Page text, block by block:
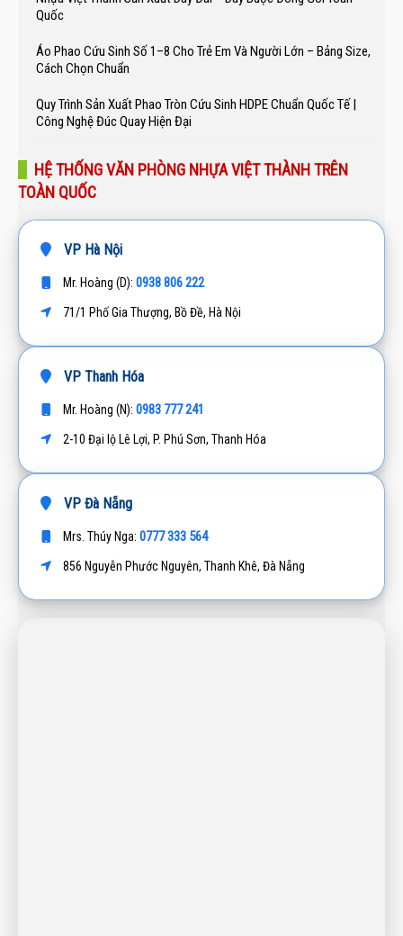
Quốc
Áo Phao Cứu Sinh Số 1–8 Cho Trẻ Em Và Người Lớn – Bảng Size,
Cách Chọn Chuẩn
Quy Trình Sản Xuất Phao Tròn Cứu Sinh HDPE Chuẩn Quốc Tế |
Công Nghệ Đúc Quay Hiện Đại
HỆ THỐNG VĂN PHÒNG NHỰA VIỆT THÀNH TRÊN
TOÀN QUỐC
VP Hà Nội
Mr. Hoàng (D): 0938 806 222
71/1 Phố Gia Thượng, Bồ Đề, Hà Nội
VP Thanh Hóa
Mr. Hoàng (N): 0983 777 241
2-10 Đại lộ Lê Lợi, P. Phú Sơn, Thanh Hóa
VP Đà Nẵng
Mrs. Thúy Nga: 0777 333 564
856 Nguyễn Phước Nguyên, Thanh Khê, Đà Nẵng